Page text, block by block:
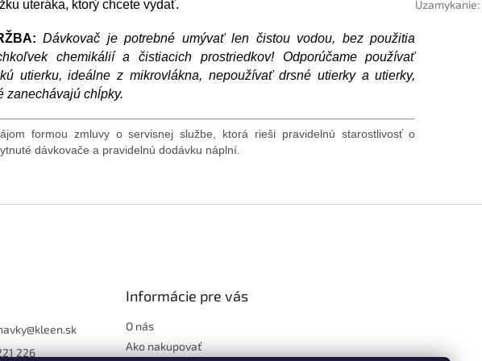
uteráka, ktorý chcete vydať.
Dávkovač je potrebné umývať len čistou vodou, bez použitia
chemikálií a čistiacich prostriedkov! Odporúčame používať
utierku, ideálne z mikrovlákna, nepoužívať drsné utierky a utierky,
zanechávajú chĺpky.
formou zmluvy o servisnej službe, ktorá rieši pravidelnú starostlivosť o
dávkovače a pravidelnú dodávku náplní.
Uzamykanie:
@kleen.sk
226
Informácie pre vás
O nás
Ako nakupovať